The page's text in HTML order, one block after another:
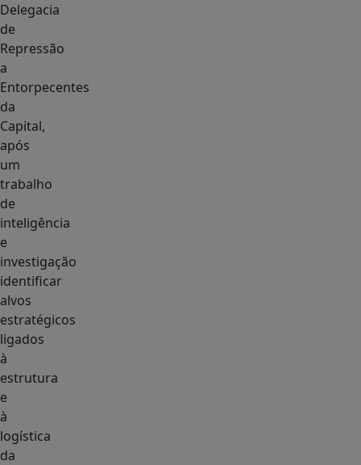
Delegacia
de
Repressão
a
Entorpecentes
da
Capital,
após
um
trabalho
de
inteligência
e
investigação
identificar
alvos
estratégicos
ligados
à
estrutura
e
à
logística
da